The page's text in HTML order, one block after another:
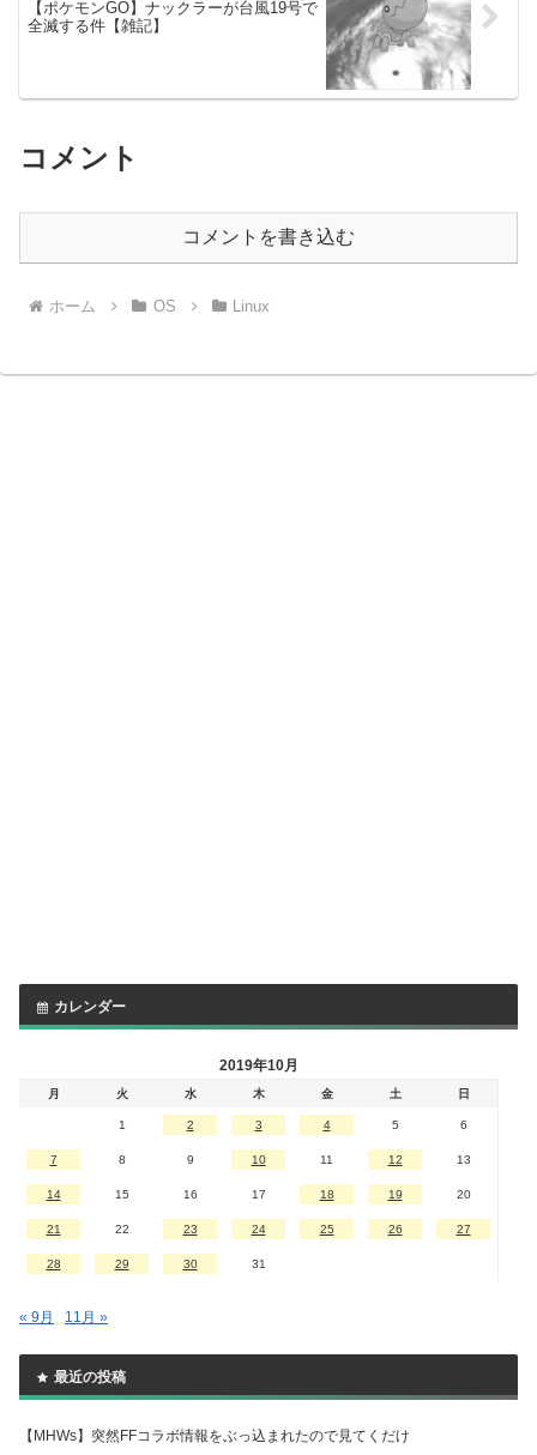
【ポケモンGO】ナックラーが台風19号で
全滅する件【雑記】
コメント
コメントを書き込む
ホーム OS Linux
カレンダー
2019年10月
月 火 水 木 金 土 日
1 2 3 4 5 6
7 8 9 10 11 12 13
14 15 16 17 18 19 20
21 22 23 24 25 26 27
28 29 30 31
« 9月 11月 »
最近の投稿
【MHWs】突然FFコラボ情報をぶっ込まれたので見てくだけ